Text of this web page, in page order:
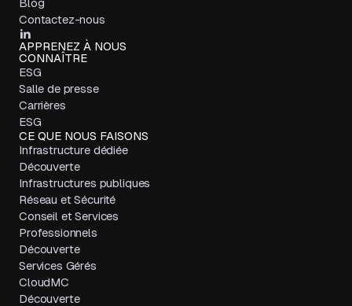
Blog
Contactez-nous
APPRENEZ À NOUS
CONNAÎTRE
ESG
Salle de presse
Carrières
ESG
CE QUE NOUS FAISONS
Infrastructure dédiée
Découverte
Infrastructures publiques
Réseau et Sécurité
Conseil et Services
Professionnels
Découverte
Services Gérés
CloudMC
Découverte